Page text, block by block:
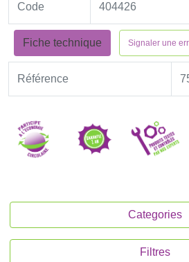
Code 404426
Fiche technique Signaler une
Référence
Categories
Filtres